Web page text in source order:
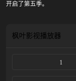
开启了第五季。
枫叶影视播放器
1